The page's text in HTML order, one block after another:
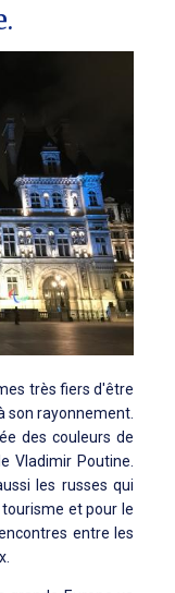
très fiers d'être
son rayonnement.
des couleurs de
Vladimir Poutine.
les russes qui
et pour le
entre les